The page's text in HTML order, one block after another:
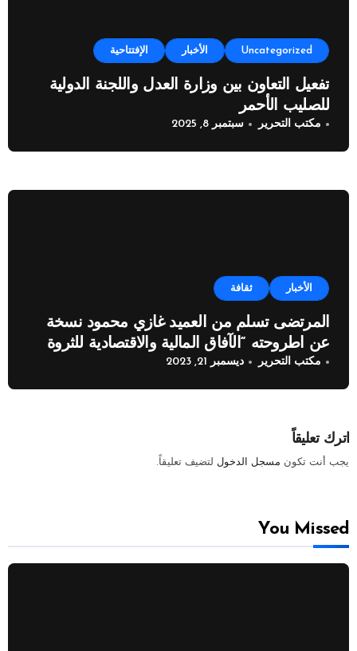
Uncategorized الأخبار الإفتتاحية
تفعيل التعاون بين وزارة العدل واللجنة الدولية
للصليب الأحمر
مكتب التحرير سبتمبر 8, 2025
الأخبار ثقافة
المرتضى تسلم من العميد غازي محمود نسخة
عن اطروحته “الآفاق المالية والاقتصادية للثروة
النفطية”
مكتب التحرير ديسمبر 21, 2023
اترك تعليقاً
يجب أنت تكون مسجل الدخول لتضيف تعليقاً.
You Missed